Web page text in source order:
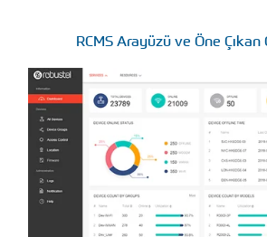
RCMS Arayüzü ve Öne